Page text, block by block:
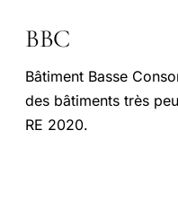
BBC
Bâtiment Basse
des bâtiments très
RE 2020.